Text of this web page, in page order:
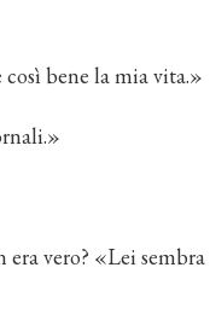
bene la mia vita.»
vero? «Lei sembra